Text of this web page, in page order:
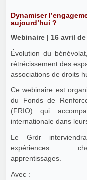
Dynamiser
aujourd’hui ?
Webinaire | 16 avril
Évolution du
rétrécissement des
associations de droits
Ce webinaire est
du Fonds de
(FRIO) qui
internationale dans
Le Grdr
expériences :
apprentissages.
Avec :